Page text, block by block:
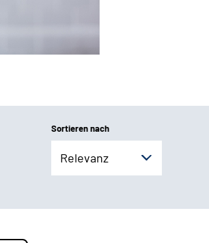
Sortieren nach
Relevanz